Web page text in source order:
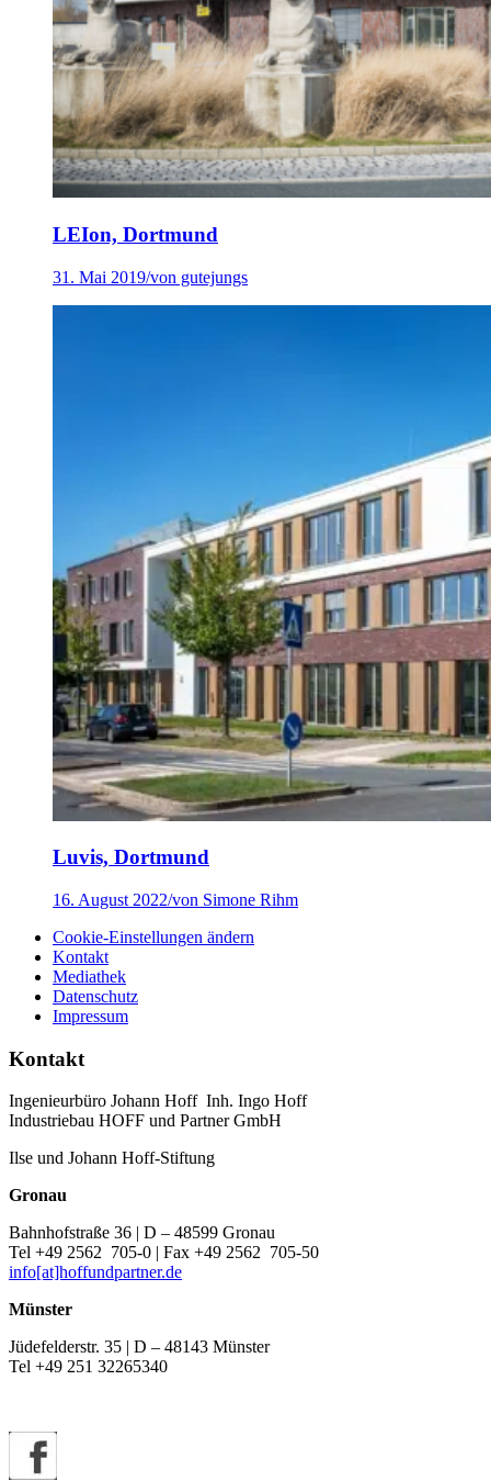
LEIon, Dortmund
31. Mai 2019/von gutejungs
Luvis, Dortmund
16. August 2022/von Simone Rihm
Cookie-Einstellungen ändern
Kontakt
Mediathek
Datenschutz
Impressum
Kontakt
Ingenieurbüro Johann Hoff Inh. Ingo Hoff
Industriebau HOFF und Partner GmbH
Ilse und Johann Hoff-Stiftung
Gronau
Bahnhofstraße 36 | D – 48599 Gronau
Tel +49 2562 705-0 | Fax +49 2562 705-50
info[at]hoffundpartner.de
Münster
Jüdefelderstr. 35 | D – 48143 Münster
Tel +49 251 32265340